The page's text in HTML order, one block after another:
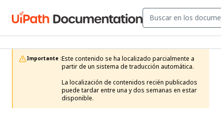
Importante :Este contenido se ha localizado parcialmente a
partir de un sistema de traducción automática.
La localización de contenidos recién publicados
puede tardar entre una y dos semanas en estar
disponible.